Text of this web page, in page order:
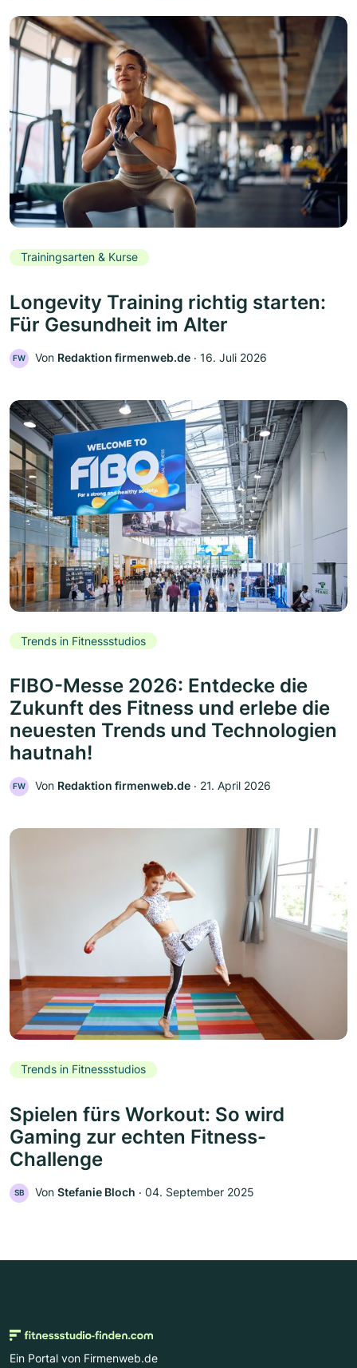
Trainingsarten & Kurse
Longevity Training richtig starten:
Für Gesundheit im Alter
FW Von Redaktion firmenweb.de ‧ 16. Juli 2026
Trends in Fitnessstudios
FIBO-Messe 2026: Entdecke die
Zukunft des Fitness und erlebe die
neuesten Trends und Technologien
hautnah!
FW Von Redaktion firmenweb.de ‧ 21. April 2026
Trends in Fitnessstudios
Spielen fürs Workout: So wird
Gaming zur echten Fitness-
Challenge
SB Von Stefanie Bloch ‧ 04. September 2025
Ein Portal von Firmenweb.de